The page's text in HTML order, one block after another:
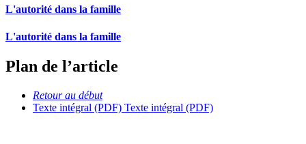
L'autorité dans la famille
L'autorité dans la famille
Plan de l’article
Retour au début
Texte intégral (PDF) Texte intégral (PDF)